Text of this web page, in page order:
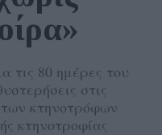
τις 80 ημέρες του
στις
κτηνοτρόφων
κτηνοτροφίας